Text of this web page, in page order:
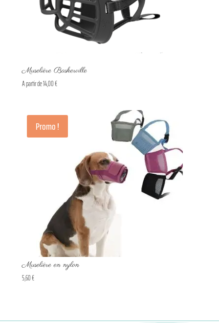
Muselière Baskerville
A partir de14,00€
Promo !
Muselière en nylon
5,60€